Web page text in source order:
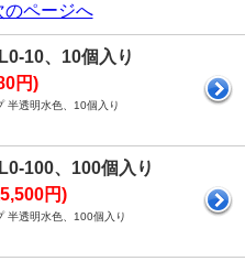
のページへ
10、10個入り
円)
半透明水色、10個入り
100、100個入り
円)
半透明水色、100個入り